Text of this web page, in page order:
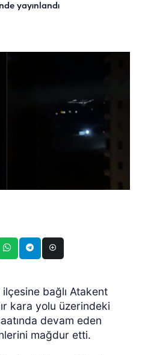
yayınlandı
ilçesine bağlı Atakent
kara yolu üzerindeki
devam eden
mağdur etti.